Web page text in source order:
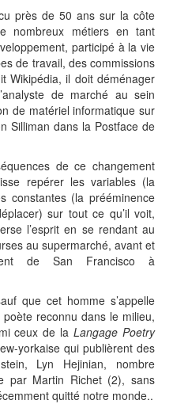
près de 50 ans sur la côte
nombreux métiers en tant
participé à la vie
de travail, des commissions
Wikipédia, il doit déménager
de marché au sein
de matériel informatique sur
Silliman dans la Postface de
de ce changement
repérer les variables (la
constantes (la prééminence
sur tout ce qu’il voit,
l’esprit en se rendant au
au supermarché, avant et
de San Francisco à
que cet homme s’appelle
poète reconnu dans le milieu,
ceux de laLangage Poetry
yorkaise qui publièrent des
Lyn Hejinian, nombre
par Martin Richet (2), sans
quitté notre monde..